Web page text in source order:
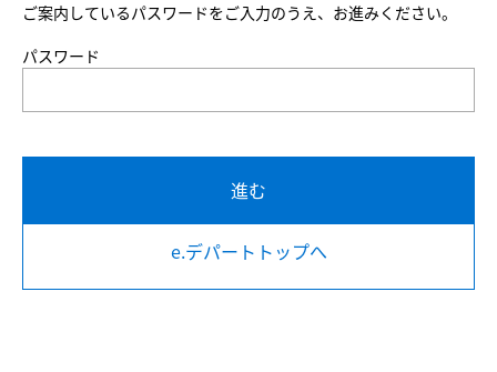
ご案内しているパスワードをご入力のうえ、お進みください。
パスワード
進む
e.デパートトップへ